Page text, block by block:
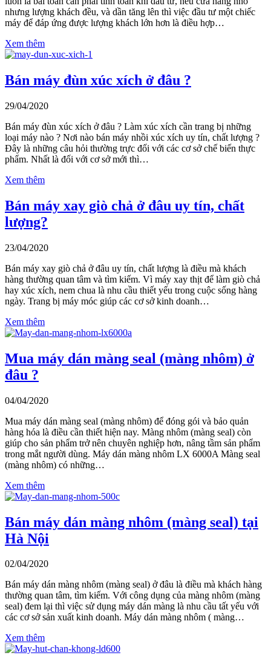
nhưng lượng khách đều, và dần tăng lên thì việc đầu tư một chiếc
máy để đáp ứng được lượng khách lớn hơn là điều hợp…
Xem thêm
Bán máy đùn xúc xích ở đâu ?
29/04/2020
Bán máy đùn xúc xích ở đâu ? Làm xúc xích cần trang bị những
loại máy nào ? Nơi nào bán máy nhồi xúc xích uy tín, chất lượng ?
Đây là những câu hỏi thường trực đối với các cơ sở chế biến thực
phẩm. Nhất là đối với cơ sở mới thì…
Xem thêm
Bán máy xay giò chả ở đâu uy tín, chất
lượng?
23/04/2020
Bán máy xay giò chả ở đâu uy tín, chất lượng là điều mà khách
hàng thường quan tâm và tìm kiếm. Vì máy xay thịt để làm giò chả
hay xúc xích, nem chua là nhu cầu thiết yếu trong cuộc sống hàng
ngày. Trang bị máy móc giúp các cơ sở kinh doanh…
Xem thêm
Mua máy dán màng seal (màng nhôm) ở
đâu ?
04/04/2020
Mua máy dán màng seal (màng nhôm) để đóng gói và bảo quản
hàng hóa là điều cần thiết hiện nay. Màng nhôm (màng seal) còn
giúp cho sản phẩm trở nên chuyên nghiệp hơn, nâng tầm sản phẩm
trong mắt người dùng. Máy dán màng nhôm LX 6000A Màng seal
(màng nhôm) có những…
Xem thêm
Bán máy dán màng nhôm (màng seal) tại
Hà Nội
02/04/2020
Bán máy dán màng nhôm (màng seal) ở đâu là điều mà khách hàng
thường quan tâm, tìm kiếm. Với công dụng của màng nhôm (màng
seal) đem lại thì việc sử dụng máy dán màng là nhu cầu tất yếu với
các cơ sở sản xuất kinh doanh. Máy dán màng nhôm ( màng…
Xem thêm